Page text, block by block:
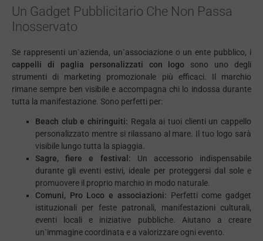
Un Gadget Pubblicitario Che Non Passa
Inosservato
Se rappresenti un`azienda, un`associazione o un ente pubblico, i
cappelli di paglia personalizzati con logo sono uno degli
strumenti di marketing promozionale più efficaci. Il marchio
rimane sempre ben visibile e accompagna chi lo indossa durante
tutta la manifestazione. Sono perfetti per:
Beach club e chiringuiti: Regala ai tuoi clienti un cappello
personalizzato mentre si rilassano al mare. Il tuo logo sarà
visibile lungo tutta la spiaggia.
Sagre, fiere e festival: Un accessorio indispensabile
durante gli eventi estivi, ideale per proteggersi dal sole e
promuovere il proprio marchio in modo naturale.
Comuni, Pro Loco e associazioni: Perfetti come gadget
istituzionali per feste patronali, manifestazioni culturali,
eventi locali e iniziative pubbliche. Aiutano a creare
un`immagine coordinata e a valorizzare ogni evento.